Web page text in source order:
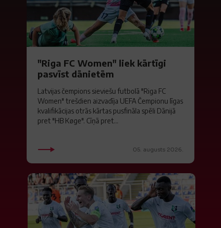
"Riga FC Women" liek kārtīgi
pasvīst dānietēm
Latvijas čempions sieviešu futbolā "Riga FC
Women" trešdien aizvadīja UEFA Čempionu līgas
kvalifikācijas otrās kārtas pusfināla spēli Dānijā
pret "HB Køge". Cīņā pret...
05. augusts 2026.